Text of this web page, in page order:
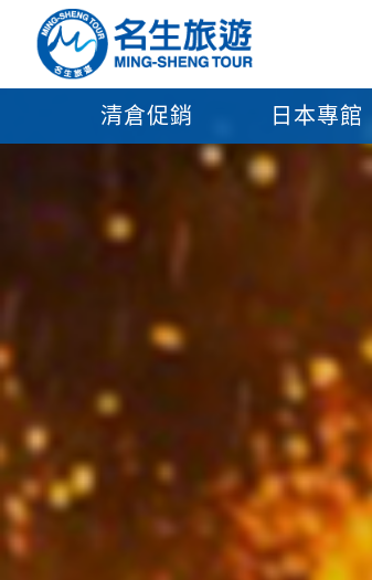
清倉促銷 日本專館